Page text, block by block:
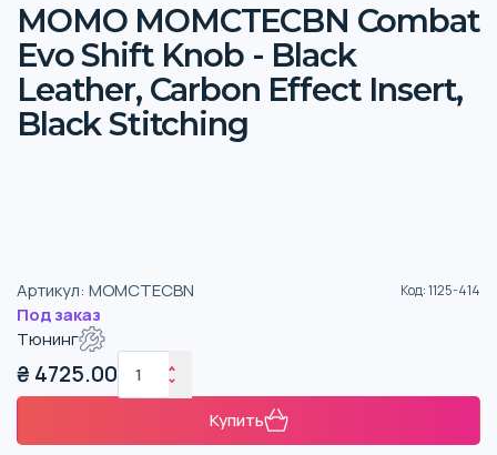
MOMO MOMCTECBN Combat
Evo Shift Knob - Black
Leather, Carbon Effect Insert,
Black Stitching
Артикул: MOMCTECBN Код:1125-414
Под заказ
Тюнинг
₴ 4725.00
Купить